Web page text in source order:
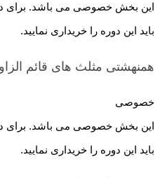
این بخش خصوصی می باشد. برای
باید این دوره را خریداری نمایید.
همنهشتی مثلث های قائم
خصوصی
این بخش خصوصی می باشد. برای
باید این دوره را خریداری نمایید.